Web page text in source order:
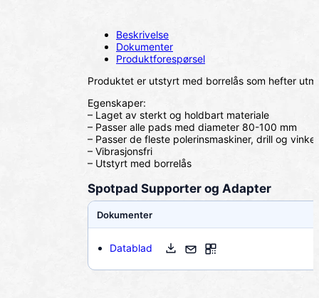
Beskrivelse
Dokumenter
Produktforespørsel
Produktet er utstyrt med borrelås som hefter
Egenskaper:
– Laget av sterkt og holdbart materiale
– Passer alle pads med diameter 80-100 mm
– Passer de fleste polerinsmaskiner, drill og
– Vibrasjonsfri
– Utstyrt med borrelås
Spotpad Supporter og Adapter
Dokumenter
Datablad